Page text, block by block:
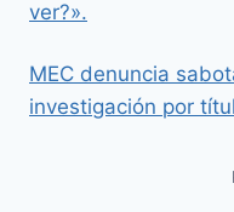
ver?».
MEC denuncia
investigación por